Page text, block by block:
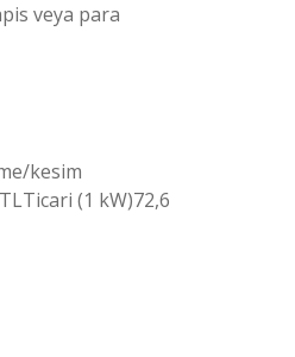
veya para
kesim
(1 kW)72,6